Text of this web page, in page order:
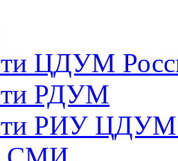
ЦДУМ
РДУМ
РИУ ЦДУМ